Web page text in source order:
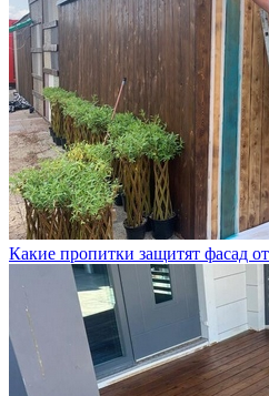
Какие пропитки защитят фасад